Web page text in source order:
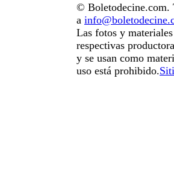
© Boletodecine.com.
a
Las fotos y
respectivas
y se usan como
uso está prohibido.